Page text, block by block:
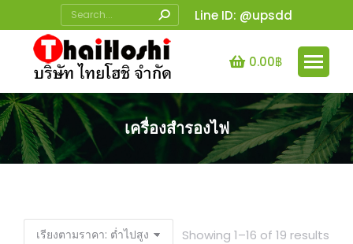
Search: Line ID: @upsdd
0.00฿
เครื่องสำรองไฟ
You are here:
Showing 1–16 of 19 results